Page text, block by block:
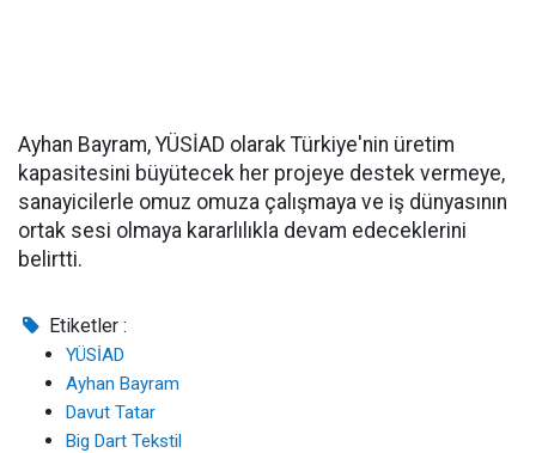
Ayhan Bayram, YÜSİAD olarak Türkiye'nin üretim
kapasitesini büyütecek her projeye destek vermeye,
sanayicilerle omuz omuza çalışmaya ve iş dünyasının
ortak sesi olmaya kararlılıkla devam edeceklerini
belirtti.
Etiketler :
YÜSİAD
Ayhan Bayram
Davut Tatar
Big Dart Tekstil